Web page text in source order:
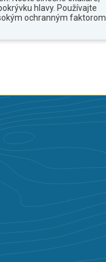
hlavy. Používajte
ochranným faktorom